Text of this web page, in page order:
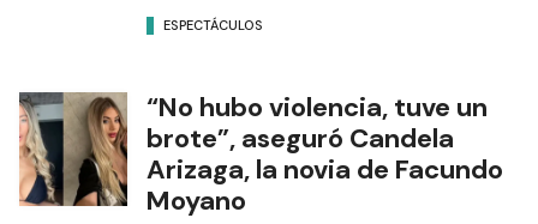
ESPECTÁCULOS
“No hubo violencia, tuve un
brote”, aseguró Candela
Arizaga, la novia de Facundo
Moyano